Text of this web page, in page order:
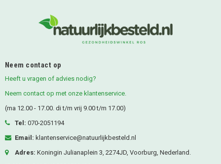
Neem contact op
Heeft u vragen of advies nodig?
Neem contact op met onze klantenservice.
(ma 12.00 - 17.00. di t/m vrij 9.00 t/m 17.00)
Tel: 070-2051194
Email: klantenservice@natuurlijkbesteld.nl
Adres: Koningin Julianaplein 3, 2274JD, Voorburg, Nederland.